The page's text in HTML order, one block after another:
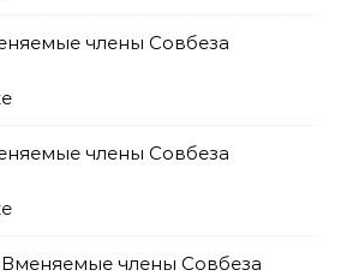
члены Совбеза
члены Совбеза
Вменяемые члены Совбеза